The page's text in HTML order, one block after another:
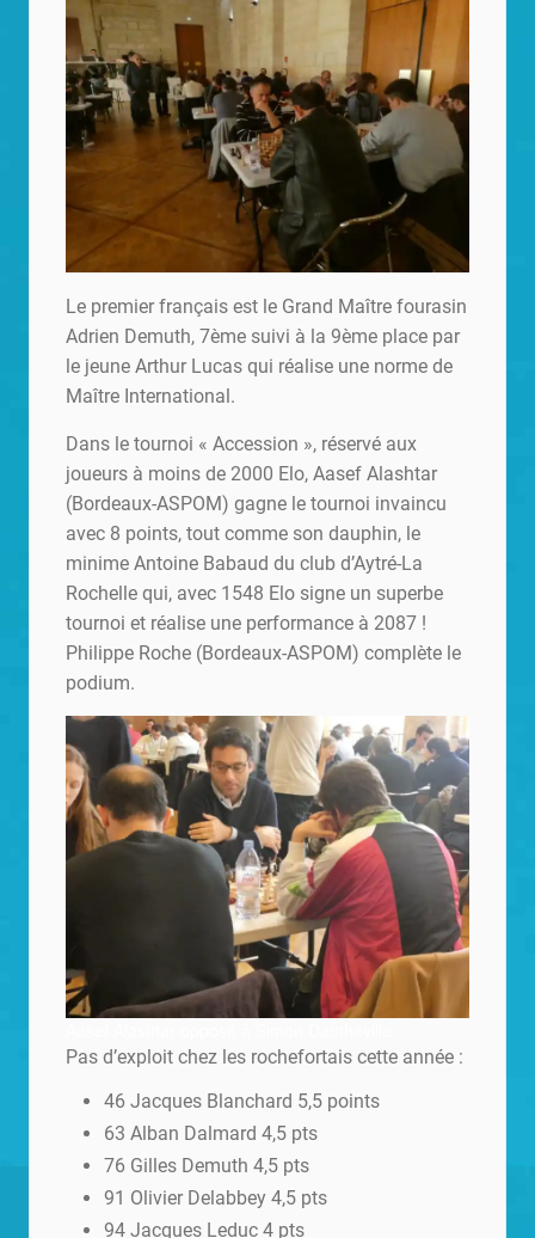
Le premier français est le Grand Maître fourasin
Adrien Demuth, 7ème suivi à la 9ème place par
le jeune Arthur Lucas qui réalise une norme de
Maître International.
Dans le tournoi « Accession », réservé aux
joueurs à moins de 2000 Elo, Aasef Alashtar
(Bordeaux-ASPOM) gagne le tournoi invaincu
avec 8 points, tout comme son dauphin, le
minime Antoine Babaud du club d’Aytré-La
Rochelle qui, avec 1548 Elo signe un superbe
tournoi et réalise une performance à 2087 !
Philippe Roche (Bordeaux-ASPOM) complète le
podium.
Pas d’exploit chez les rochefortais cette année :
46 Jacques Blanchard 5,5 points
63 Alban Dalmard 4,5 pts
76 Gilles Demuth 4,5 pts
91 Olivier Delabbey 4,5 pts
94 Jacques Leduc 4 pts